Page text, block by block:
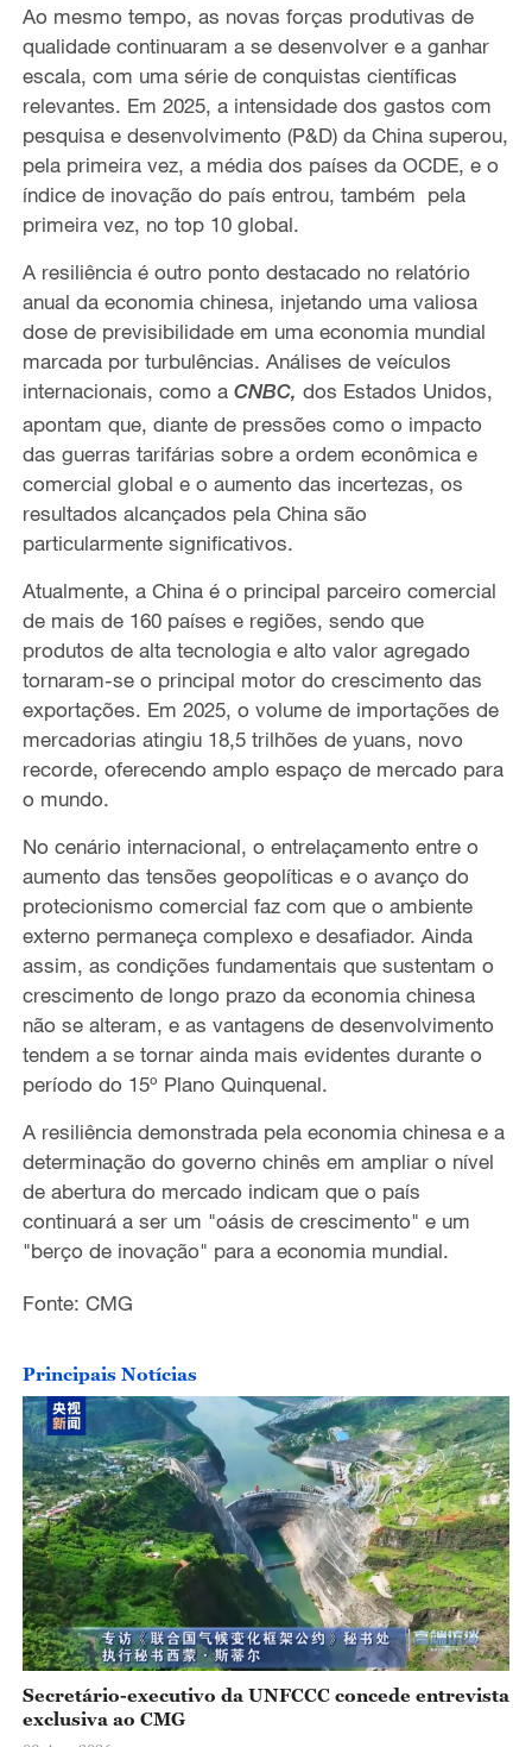
Ao mesmo tempo, as novas forças produtivas de
qualidade continuaram a se desenvolver e a ganhar
escala, com uma série de conquistas científicas
relevantes. Em 2025, a intensidade dos gastos com
pesquisa e desenvolvimento (P&D) da China superou,
pela primeira vez, a média dos países da OCDE, e o
índice de inovação do país entrou, também pela
primeira vez, no top 10 global.
A resiliênciaé outro ponto destacado no relatório
anual da economia chinesa, injetando uma valiosa
dose de previsibilidade em uma economia mundial
marcada por turbulências. Análises de veículos
internacionais, como a CNBC, dos Estados Unidos,
apontam que, diante de pressões como o impacto
das guerras tarifárias sobre a ordem econômica e
comercial global e o aumento das incertezas, os
resultados alcançados pela China são
particularmente significativos.
Atualmente, a China é o principal parceiro comercial
de mais de 160 países e regiões, sendo que
produtos de alta tecnologia e alto valor agregado
tornaram-se o principal motor do crescimento das
exportações. Em 2025, o volume de importações de
mercadorias atingiu 18,5 trilhões de yuans, novo
recorde, oferecendo amplo espaço de mercado para
o mundo.
No cenário internacional, o entrelaçamento entre o
aumento das tensões geopolíticas e o avanço do
protecionismo comercial faz com que o ambiente
externo permaneça complexo e desafiador. Ainda
assim, as condições fundamentais que sustentam o
crescimento de longo prazo da economia chinesa
não se alteram, e as vantagens de desenvolvimento
tendem a se tornar ainda mais evidentes durante o
período do 15º Plano Quinquenal.
A resiliência demonstrada pela economia chinesa e a
determinação do governo chinês em ampliar o nível
de abertura do mercado indicam que o país
continuará a ser um "oásis de crescimento" e um
"berço de inovação" para a economia mundial.
Fonte: CMG
Principais Notícias
Secretário-executivo da UNFCCC concede entrevista
exclusiva ao CMG